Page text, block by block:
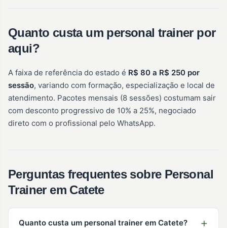
Quanto custa um personal trainer por
aqui?
A faixa de referência do estado é R$ 80 a R$ 250 por
sessão, variando com formação, especialização e local de
atendimento. Pacotes mensais (8 sessões) costumam sair
com desconto progressivo de 10% a 25%, negociado
direto com o profissional pelo WhatsApp.
Perguntas frequentes sobre Personal
Trainer em Catete
Quanto custa um personal trainer em Catete?